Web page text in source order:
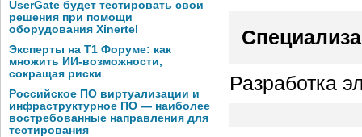
UserGate будет тестировать свои
решения при помощи
оборудования Xinertel
Эксперты на Т1 Форуме: как
множить ИИ-возможности,
сокращая риски
Российское ПО виртуализации и
инфраструктурное ПО — наиболее
востребованные направления для
тестирования
Разработка